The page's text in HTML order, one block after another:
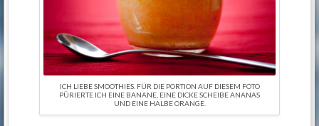
ICH LIEBE SMOOTHIES. FÜR DIE PORTION AUF DIESEM FOTO
PÜRIERTE ICH EINE BANANE, EINE DICKE SCHEIBE ANANAS
UND EINE HALBE ORANGE.